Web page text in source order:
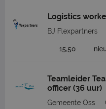
Logistics
BJ Flexpartners
15,50
Teamleider
officer (36 uur)
Gemeente Oss